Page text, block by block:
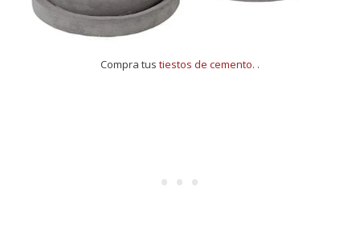
Compra tus tiestos de cemento. .